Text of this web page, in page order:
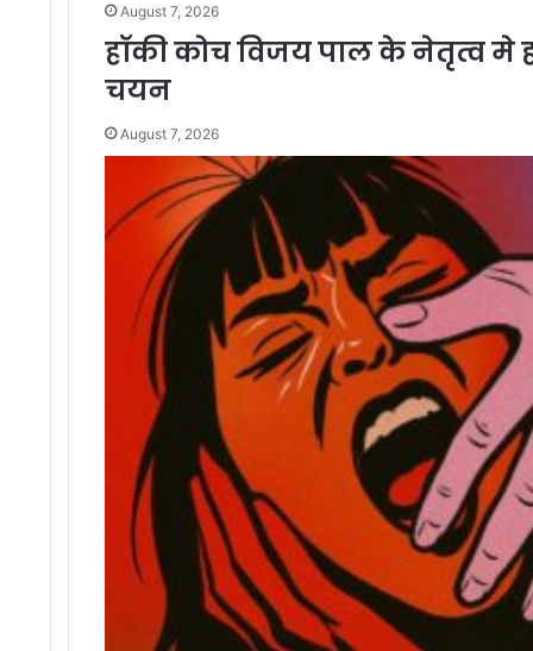
August 7, 2026
हॉकी कोच विजय पाल के नेतृत्व मे
चयन
August 7, 2026